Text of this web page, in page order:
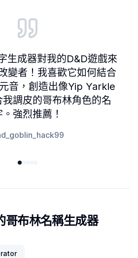
生成器對我的D&D遊戲來
變者！我喜歡它如何結合
音，創造出像Yip Yarkle
調皮的哥布林角色的名
。強烈推薦！
哥布林名稱生成器